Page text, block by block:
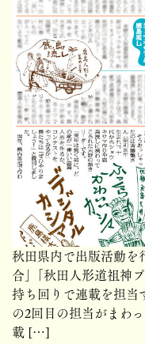
秋田県内で出版活動を
合」「秋田人形道祖神
持ち回りで連載を担当
の2回目の担当がまわ
載 […]